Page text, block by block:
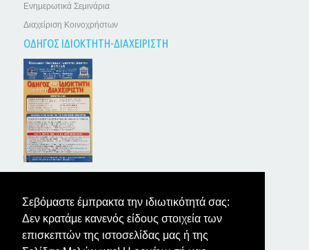
Σεβόμαστε έμπρακτα την ιδιωτικότητά σας:
Δεν κρατάμε κανενός είδους στοιχεία των
επισκεπτών της ιστοσελίδας μας ή της
Ενημερωτικά Σεμινάρια
Διαχείριση Κοινοχρήστων
ΟΔΗΓΟΣ ΙΔΙΟΚΤΗΤΗ-ΔΙΑΧΕΙΡΙΣΤΗ
ΤΑ ΝΕΑ ΤΩΝ ΙΔΙΟΚΤΗΤΩΝ